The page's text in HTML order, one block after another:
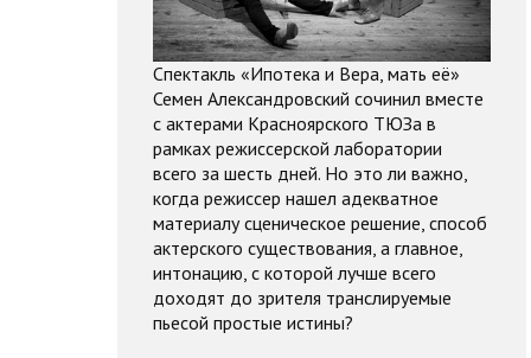
Спектакль «Ипотека и Вера, мать её»
Семен Александровский сочинил вместе
с актерами Красноярского ТЮЗа в
рамках режиссерской лаборатории
всего за шесть дней. Но это ли важно,
когда режиссер нашел адекватное
материалу сценическое решение, способ
актерского существования, а главное,
интонацию, с которой лучше всего
доходят до зрителя транслируемые
пьесой простые истины?